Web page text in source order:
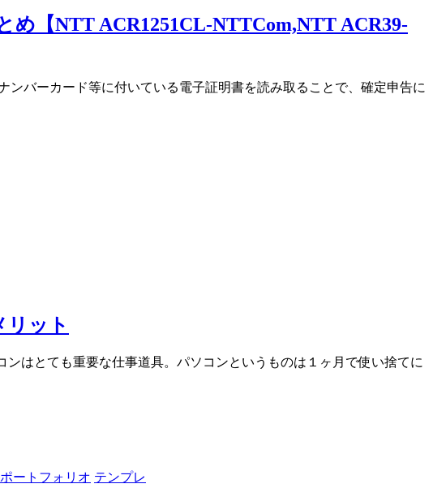
め【NTT ACR1251CL-NTTCom,NTT ACR39-
バーカード等に付いている電子証明書を読み取ることで、確定申告に
リット
はとても重要な仕事道具。パソコンというものは１ヶ月で使い捨てに
ポートフォリオ テンプレ